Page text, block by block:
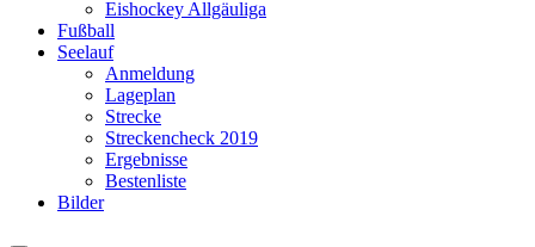
Eishockey Allgäuliga
Fußball
Seelauf
Anmeldung
Lageplan
Strecke
Streckencheck 2019
Ergebnisse
Bestenliste
Bilder